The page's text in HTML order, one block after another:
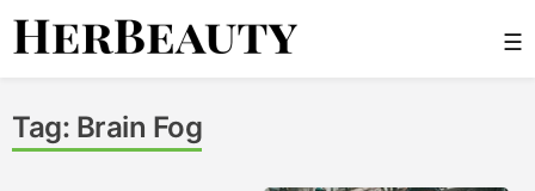
Skip
☰
Tag: Brain Fog